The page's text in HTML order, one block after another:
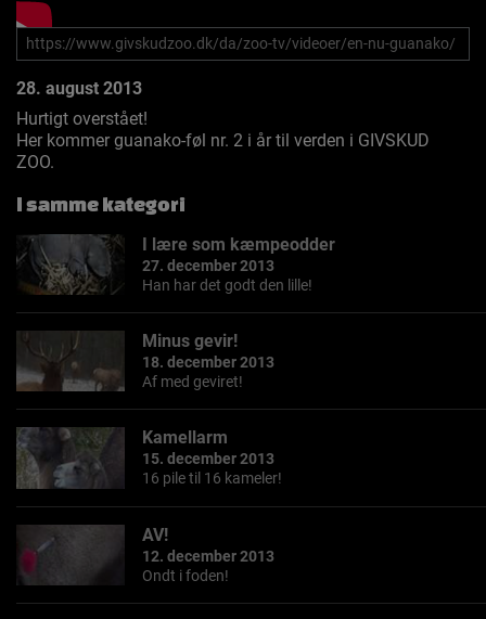
28. august 2013
Hurtigt overstået!
Her kommer guanako-føl nr. 2 i år til verden i GIVSKUD
ZOO.
I samme kategori
I lære som kæmpeodder
27. december 2013
Han har det godt den lille!
Minus gevir!
18. december 2013
Af med geviret!
Kamellarm
15. december 2013
16 pile til 16 kameler!
AV!
12. december 2013
Ondt i foden!